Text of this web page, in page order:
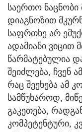
საერთო ნაცნობი
დიაგნოზით
საფრთხე არ
ადამიანი
წარმატებულია
შეიძლება, ჩვენ
რაც შეეხება ამ
სამწუხაროდ,
გაკეთება,
კომპეტენტური,